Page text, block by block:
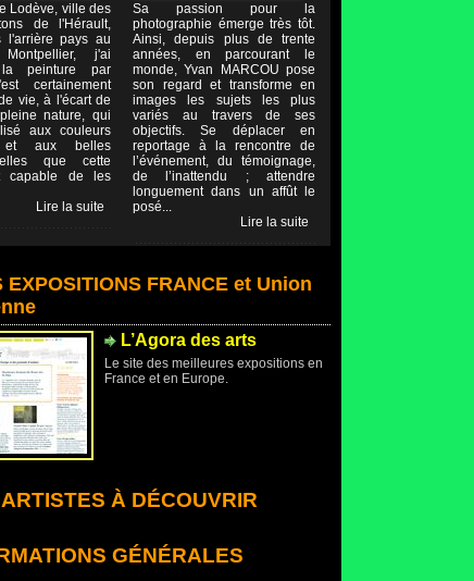
Lodève, ville des
de l'Hérault,
l'arrière pays au
j'ai
la peinture par
certainement
vie, à l'écart de
nature, qui
aux couleurs
et aux belles
que cette
capable de les
Lire la suite
Sa passion pour la
photographie émerge très tôt.
Ainsi, depuis plus de trente
années, en parcourant le
monde, Yvan MARCOU pose
son regard et transforme en
images les sujets les plus
variés au travers de ses
objectifs. Se déplacer en
reportage à la rencontre de
l’événement, du témoignage,
de l’inattendu ; attendre
longuement dans un affût le
posé...
Lire la suite
EXPOSITIONS FRANCE et Union
L’Agora des arts
Le site des meilleures expositions en
France et en Europe.
À DÉCOUVRIR
GÉNÉRALES